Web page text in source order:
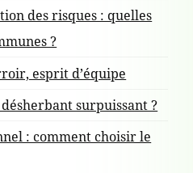
des risques : quelles
?
esprit d’équipe
surpuissant ?
: comment choisir le